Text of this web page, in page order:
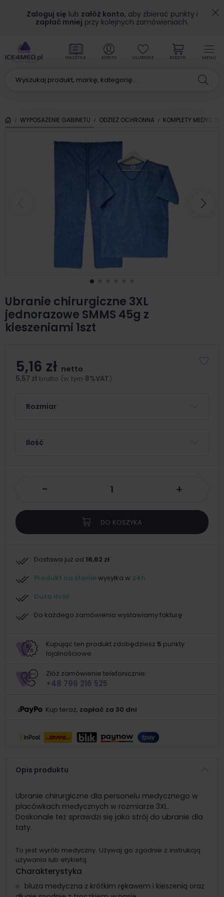
Zaloguj się lub załóż konto, aby zbierać punkty i
zapłać mniej przy kolejnych zamówieniach.
MENU
GAZETKA KONTO ULUBIONE KOSZYK
WYPOSAŻENIE GABINETU ODZIEŻ OCHRONNA KOMPLETY
Ubranie chirurgiczne 3XL
jednorazowe SMMS 45g z
kieszeniami 1szt
5,16 zł netto
5,57 zł brutto (w tym 8%VAT)
Rozmiar
Ilość
- +
DO KOSZYKA
Dostawa już od 16,62 zł
Produkt na staniewysyłka w 24h
Duża ilość
Do każdego zamówienia wystawiamy fakturę
Kupując ten produkt zdobędziesz 5 punkty
lojalnościowe
Złóż zamówienie telefonicznie:
+48 796 216 525
Kup teraz, zapłać za 30 dni
Opis produktu
Ubranie chirurgiczne dla personelu medycznego w
placówkach medycznych w rozmiarze 3XL.
Doskonale też sprawdzi się jako strój do ubranie dla
taty.
To jest wyrób medyczny. Używaj go zgodnie z instrukcją
używania lub etykietą.
Charakterystyka
bluza medyczna z krótkim rękawem i kieszenią oraz